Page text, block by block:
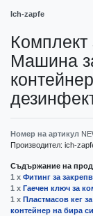
Ich-zapfe
Комплект
Машина
Номер на артикул
Производител: ich-
Съдържание на
1 x Фитинг за
1 x Гаечен ключ за
1 x Пластмасов кег
контейнер на бира